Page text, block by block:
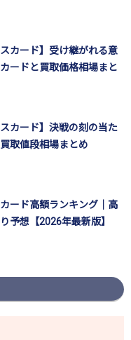
スカード】受け継がれる意
ードと買取価格相場まと
スカード】決戦の刻の当た
取値段相場まとめ
ード高額ランキング｜高
予想【2026年最新版】